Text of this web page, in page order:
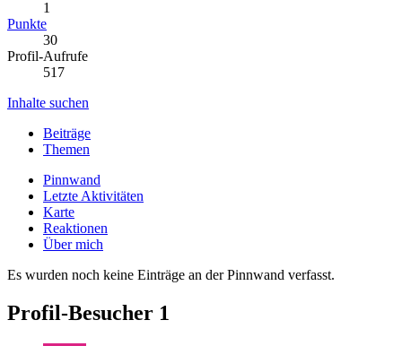
1
Punkte
30
Profil-Aufrufe
517
Inhalte suchen
Beiträge
Themen
Pinnwand
Letzte Aktivitäten
Karte
Reaktionen
Über mich
Es wurden noch keine Einträge an der Pinnwand verfasst.
Profil-Besucher 1